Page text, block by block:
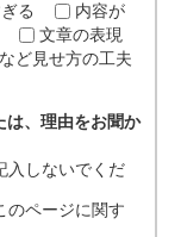
る
内容が
文章の表現
ど見せ方の工夫
は、理由をお聞か
入しないでくだ
のページに関す